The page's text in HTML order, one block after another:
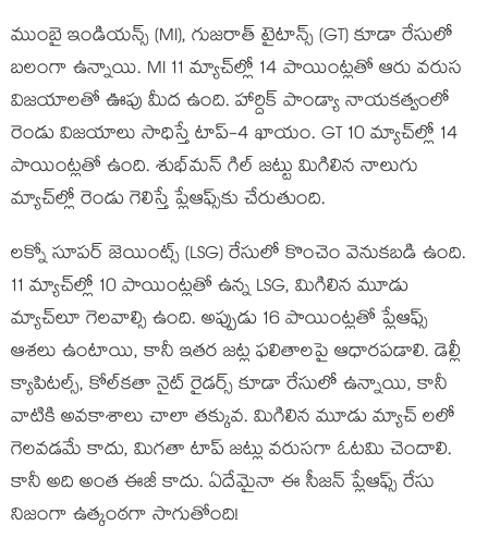
ముంబై ఇండియన్స్ (MI), గుజరాత్ టైటాన్స్ (GT) కూడా రేసులో
బలంగా ఉన్నాయి. MI 11 మ్యాచ్‌ల్లో 14 పాయింట్లతో ఆరు వరుస
విజయాలతో ఊపు మీద ఉంది. హార్దిక్ పాండ్యా నాయకత్వంలో
రెండు విజయాలు సాధిస్తే టాప్-4 ఖాయం. GT 10 మ్యాచ్‌ల్లో 14
పాయింట్లతో ఉంది. శుభ్‌మన్ గిల్ జట్టు మిగిలిన నాలుగు
మ్యాచ్‌ల్లో రెండు గెలిస్తే ప్లేఆఫ్స్‌కు చేరుతుంది.
లక్నో సూపర్ జెయింట్స్ (LSG) రేసులో కొంచెం వెనుకబడి ఉంది.
11 మ్యాచ్‌ల్లో 10 పాయింట్లతో ఉన్న LSG, మిగిలిన మూడు
మ్యాచ్‌లూ గెలవాల్సి ఉంది. అప్పుడు 16 పాయింట్లతో ప్లేఆఫ్స్
ఆశలు ఉంటాయి, కానీ ఇతర జట్ల ఫలితాలపై ఆధారపడాలి. డెల్లీ
క్యాపిటల్స్, కోల్‌కతా నైట్ రైడర్స్ కూడా రేసులో ఉన్నాయి, కానీ
వాటికి అవకాశాలు చాలా తక్కువ. మిగిలిన మూడు మ్యాచ్ లలో
గెలవడమే కాదు, మిగతా టాప్ జట్లు వరుసగా ఓటమి చెందాలి.
కానీ అది అంత ఈజీ కాదు. ఏదేమైనా ఈ సీజన్ ప్లేఆఫ్స్ రేసు
నిజంగా ఉత్కంఠగా సాగుతోంది!